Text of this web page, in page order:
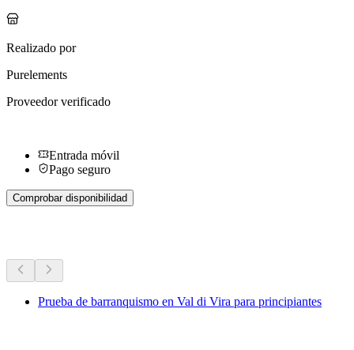
Realizado por
Purelements
Proveedor verificado
Entrada móvil
Pago seguro
Comprobar disponibilidad
Prueba de barranquismo en Val di Vira para principiantes